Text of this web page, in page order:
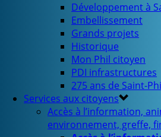
Développement à
Embellissement
Grands projets
Historique
Mon Phil citoyen
PDI infrastructures
275 ans de Saint-
Services aux citoyens
Accès à l’information,
environnement, greffe,